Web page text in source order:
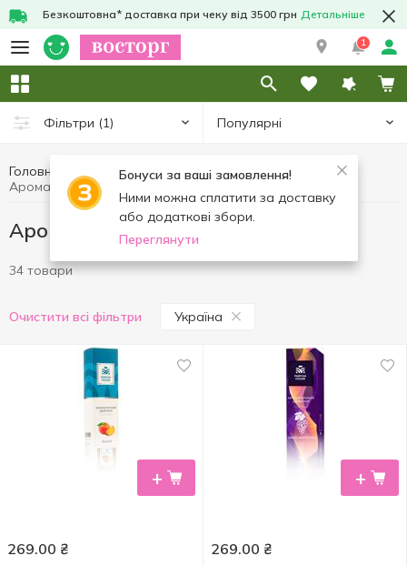
Безкоштовна* доставка при чеку від 3500 грн Детальніше
1
Фільтри (1) Популярні
Бонуси за ваші замовлення!
Ними можна сплатити за доставку
або додаткові збори.
Переглянути
Головна Інтер'єр та текстиль
Aроматерапія
Aроматерапія Україна
Aроматерапія Україна
34 товари
Очистити всі фільтри Україна
+
269.00 ₴
+
269.00 ₴